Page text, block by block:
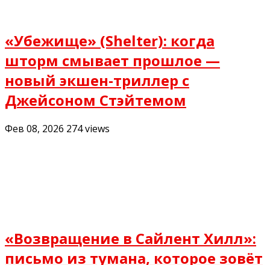
«Убежище» (Shelter): когда
шторм смывает прошлое —
новый экшен-триллер с
Джейсоном Стэйтемом
Фев 08, 2026 274views
«Возвращение в Сайлент Хилл»:
письмо из тумана, которое зовёт